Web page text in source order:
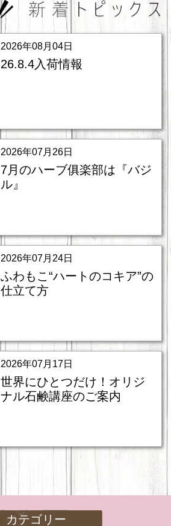
2026年08月04日
26.8.4入荷情報
2026年07月26日
7月のハーブ俱楽部は『バジ
ル』
2026年07月24日
ふわもこ“ハートのコキア”の
仕立て方
2026年07月17日
世界にひとつだけ！オリジ
ナル石鹸講座のご案内
カテゴリー